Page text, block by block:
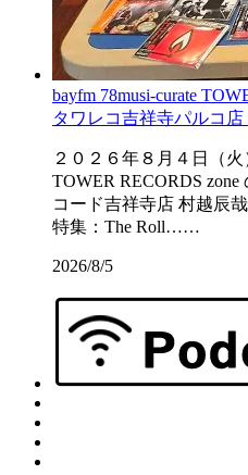
bayfm 78musi-curate
タワレコ吉祥寺パルコ
２０２６年８月４日（
TOWER RECORDS
コード吉祥寺店 村越辰
特集：The Roll……
2026/8/5